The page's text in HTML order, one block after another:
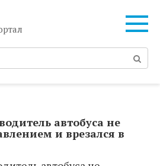
автобуса не
и врезался в